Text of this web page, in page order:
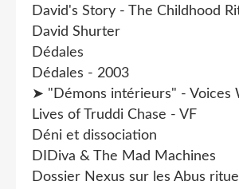
David's Story - The Childhood
David Shurter
Dédales
Dédales - 2003
➤ "Démons intérieurs" - Voices
Lives of Truddi Chase - VF
Déni et dissociation
DIDiva & The Mad Machines
Dossier Nexus sur les Abus